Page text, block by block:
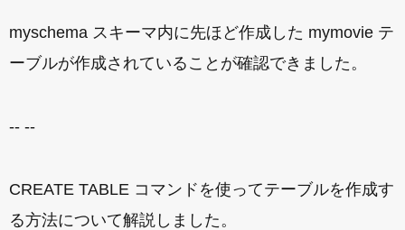
myschema スキーマ内に先ほど作成した mymovie テ
ーブルが作成されていることが確認できました。
-- --
CREATE TABLE コマンドを使ってテーブルを作成す
る方法について解説しました。